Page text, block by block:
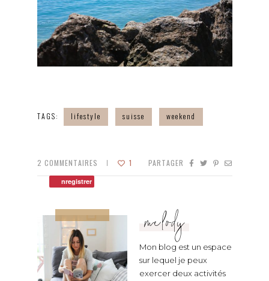
nregistrer
TAGS: lifestyle suisse weekend
2 COMMENTAIRES 1 PARTAGER
melody
Mon blog est un espace
sur lequel je peux
exercer deux activités